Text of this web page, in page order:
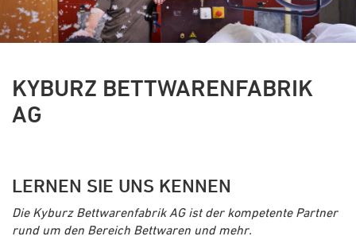
KYBURZ BETTWARENFABRIK
AG
LERNEN SIE UNS KENNEN
Die Kyburz Bettwarenfabrik AG ist der kompetente Partner
rund um den Bereich Bettwaren und mehr.